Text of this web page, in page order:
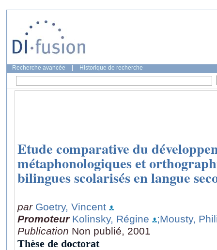
Recherche avancée Historique de recherche
Etude comparative du
métaphonologiques et
bilingues scolarisés en langue
par Goetry, Vincent
Promoteur Kolinsky, Régine
;Mousty,
Publication Non publié, 2001
Thèse de doctorat